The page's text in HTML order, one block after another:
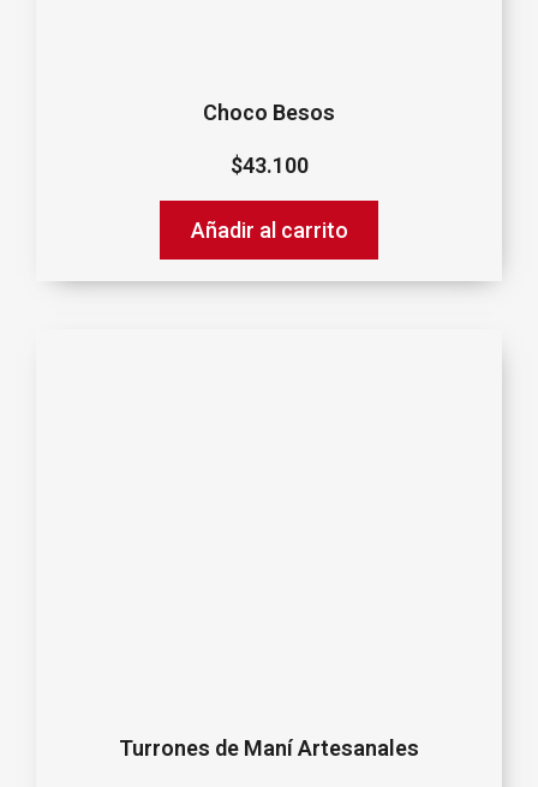
Choco Besos
$43.100
Añadir al carrito
Turrones de Maní Artesanales